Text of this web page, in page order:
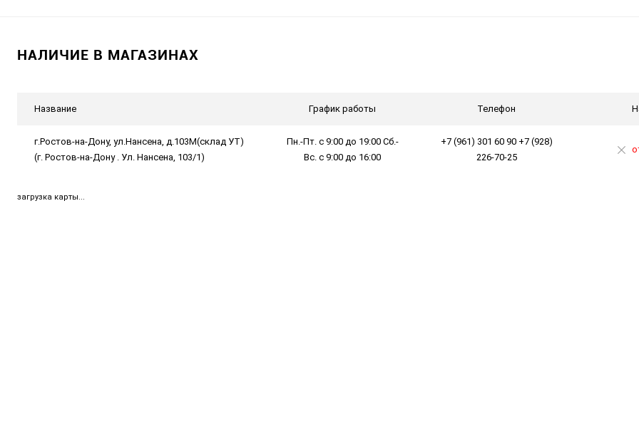
НАЛИЧИЕ В МАГАЗИНАХ
Название График работы Телефон
г.Ростов-на-Дону, ул.Нансена, д.103М(склад УТ)
(г. Ростов-на-Дону . Ул. Нансена, 103/1)
Пн.-Пт. с 9:00 до 19:00 Сб.-
Вс. с 9:00 до 16:00
+7 (961) 301 60 90 +7 (928)
226-70-25
загрузка карты...